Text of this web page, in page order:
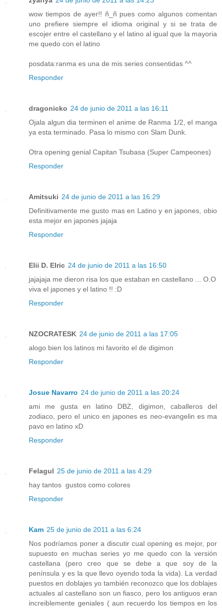
wow tiempos de ayer!! ñ_ñ pues como algunos comentan
uno prefiere siempre el idioma original y si se trata de
escojer entre el castellano y el latino al igual que la mayoria
me quedo con el latino
posdata:ranma es una de mis series consentidas ^^
Responder
dragonicko 24 de junio de 2011 a las 16:11
Ojala algun dia terminen el anime de Ranma 1/2, el manga
ya esta terminado. Pasa lo mismo con Slam Dunk.
Otra opening genial Capitan Tsubasa (Super Campeones)
Responder
Amitsuki 24 de junio de 2011 a las 16:29
Definitivamente me gusto mas en Latino y en japones, obio
esta mejor en japones jajaja
Responder
Elii D. Elric 24 de junio de 2011 a las 16:50
jajajaja me dieron risa los que estaban en castellano ... O.O
viva el japones y el latino !! :D
Responder
NZOCRATESK 24 de junio de 2011 a las 17:05
alogo bien los latinos mi favorito el de digimon
Responder
Josue Navarro 24 de junio de 2011 a las 20:24
ami me gusta en latino DBZ, digimon, caballeros del
zodiaco, pero el unico en japones es neo-evangelin es ma
pavo en latino xD
Responder
Felagul 25 de junio de 2011 a las 4:29
hay tantos gustos como colores
Responder
Kam 25 de junio de 2011 a las 6:24
Nos podríamos poner a discutir cual opening es mejor, por
supuesto en muchas series yo me quedo con la versión
castellana (pero creo que se debe a que soy de la
península y es la que llevo oyendo toda la vida). La verdad
puestos en doblajes yo también reconozco que los doblajes
actuales al castellano son un fiasco, pero los antiguos eran
increiblemente geniales ( aun recuerdo los tiempos en los